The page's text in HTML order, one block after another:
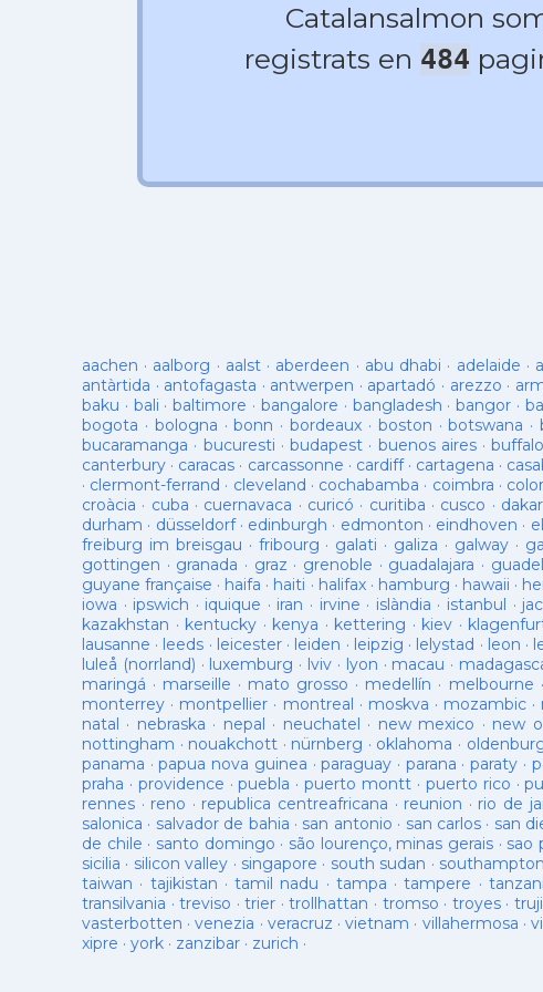
Catalansalmon
registrats en 484
aachen · aalborg · aalst· aberdeen · abu dhabi · adelaide ·
antàrtida · antofagasta · antwerpen · apartadó · arezzo ·
baku · bali ·baltimore · bangalore · bangladesh ·bangor ·
bogota · bologna ·bonn ·bordeaux · boston ·botswana ·
bucaramanga · bucuresti · budapest · buenos aires·buffalo
canterbury · caracas · carcassonne · cardiff· cartagena ·
· clermont-ferrand · cleveland · cochabamba · coimbra ·
croàcia · cuba · cuernavaca · curicó · curitiba · cusco · dakar
durham · düsseldorf· edinburgh · edmonton · eindhoven ·
freiburg im breisgau · fribourg · galati · galiza · galway·
gottingen · granada · graz · grenoble · guadalajara ·
guyane française · haifa · haiti · halifax· hamburg · hawaii ·
iowa · ipswich · iquique · iran · irvine · islàndia · istanbul ·
kazakhstan · kentucky · kenya · kettering · kiev ·
lausanne · leeds · leicester· leiden · leipzig · lelystad · leon ·
luleå (norrland) · luxemburg · lviv · lyon · macau ·
maringá · marseille · mato grosso · medellín · melbourne ·
monterrey · montpellier · montreal · moskva · mozambic ·
natal · nebraska · nepal · neuchatel · new mexico · new
nottingham · nouakchott · nürnberg · oklahoma ·
panama ·papua nova guinea ·paraguay · parana ·paraty ·
praha · providence ·puebla ·puerto montt · puerto rico ·
rennes · reno · republica centreafricana · reunion · rio de
salonica · salvador de bahia · san antonio · san carlos · san
de chile · santo domingo · são lourenço, minas gerais· sao
sicilia · silicon valley · singapore · south sudan · southampton
taiwan · tajikistan ·tamil nadu · tampa ·tampere ·
transilvania ·treviso ·trier ·trollhattan · tromso · troyes·
vasterbotten ·venezia · veracruz ·vietnam · villahermosa ·
xipre · york · zanzibar · zurich ·